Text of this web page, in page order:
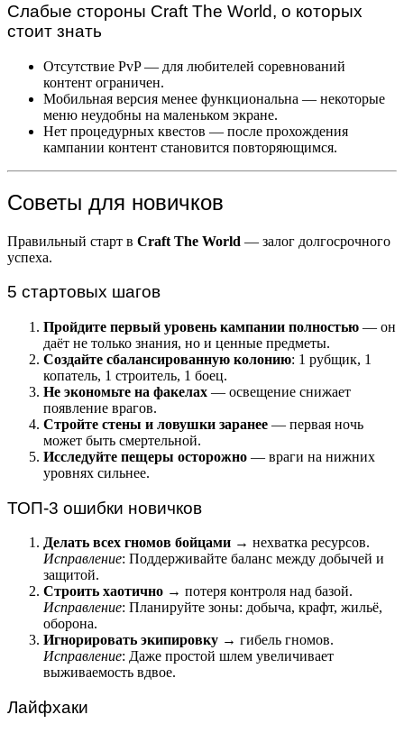
Слабые стороны Craft The World, о которых
стоит знать
Отсутствие PvP — для любителей соревнований
контент ограничен.
Мобильная версия менее функциональна — некоторые
меню неудобны на маленьком экране.
Нет процедурных квестов — после прохождения
кампании контент становится повторяющимся.
Советы для новичков
Правильный старт в Craft The World — залог долгосрочного
успеха.
5 стартовых шагов
Пройдите первый уровень кампании полностью — он
даёт не только знания, но и ценные предметы.
Создайте сбалансированную колонию: 1 рубщик, 1
копатель, 1 строитель, 1 боец.
Не экономьте на факелах — освещение снижает
появление врагов.
Стройте стены и ловушки заранее — первая ночь
может быть смертельной.
Исследуйте пещеры осторожно — враги на нижних
уровнях сильнее.
ТОП-3 ошибки новичков
Делать всех гномов бойцами → нехватка ресурсов.
Исправление: Поддерживайте баланс между добычей и
защитой.
Строить хаотично → потеря контроля над базой.
Исправление: Планируйте зоны: добыча, крафт, жильё,
оборона.
Игнорировать экипировку → гибель гномов.
Исправление: Даже простой шлем увеличивает
выживаемость вдвое.
Лайфхаки